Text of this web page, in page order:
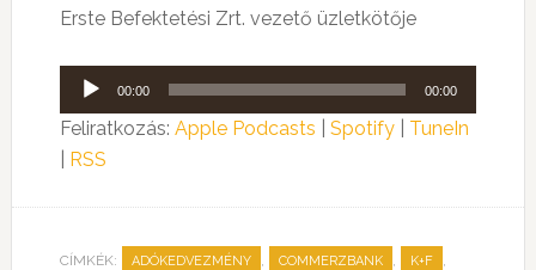
Erste Befektetési Zrt. vezető üzletkötője
Audió
lejátszó
00:00 00:00
Feliratkozás: Apple Podcasts Spotify| TuneIn
RSS
CÍMKÉK: ADÓKEDVEZMÉNY , COMMERZBANK , K+F ,